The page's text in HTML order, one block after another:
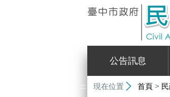
公告訊息
::: 現在位置 首頁 >